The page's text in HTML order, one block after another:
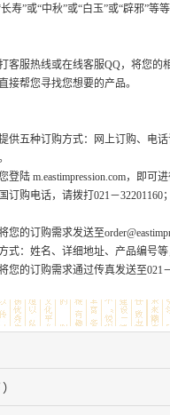
寿”或“中秋”或“白玉”或“辟邪”等
服热线或在线客服QQ，将您的
接帮您寻找您想要的产品。
五种订购方式：网上订购、电话
m.eastimpression.com，即可进
购电话，请拨打021－32201160；
的订购需求发送至
式：姓名、详细地址、产品编号等
的订购需求通过传真发送至021－
contents
contents